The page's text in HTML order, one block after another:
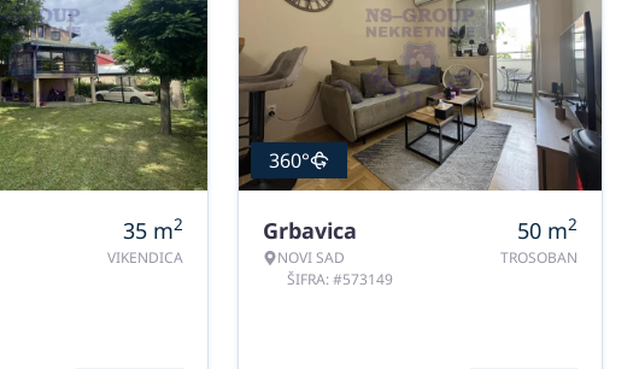
35 m2
VIKENDICA
360°
Grbavica
NOVI SAD
ŠIFRA: #573149
50 m2
TROSOBAN